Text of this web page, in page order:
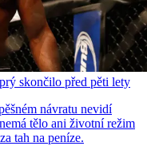
skončilo před pěti lety
návratu nevidí
tělo ani životní režim
tah na peníze.